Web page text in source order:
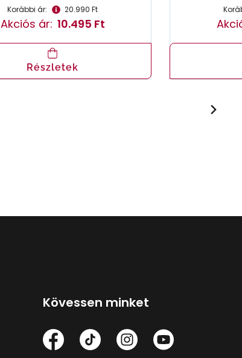
Korábbi ár: 20.990 Ft
Akciós ár: 10.495 Ft
Részletek
Kövessen minket